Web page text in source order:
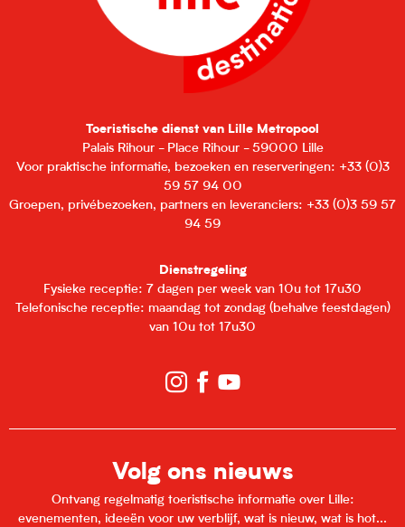
Toeristische dienst van Lille Metropool
Palais Rihour - Place Rihour - 59000 Lille
Voor praktische informatie, bezoeken en reserveringen: +33 (0)3
59 57 94 00
Groepen, privébezoeken, partners en leveranciers: +33 (0)3 59 57
94 59
Dienstregeling
Fysieke receptie: 7 dagen per week van 10u tot 17u30
Telefonische receptie: maandag tot zondag (behalve feestdagen)
van 10u tot 17u30
Volg ons nieuws
Ontvang regelmatig toeristische informatie over Lille:
evenementen, ideeën voor uw verblijf, wat is nieuw, wat is hot...